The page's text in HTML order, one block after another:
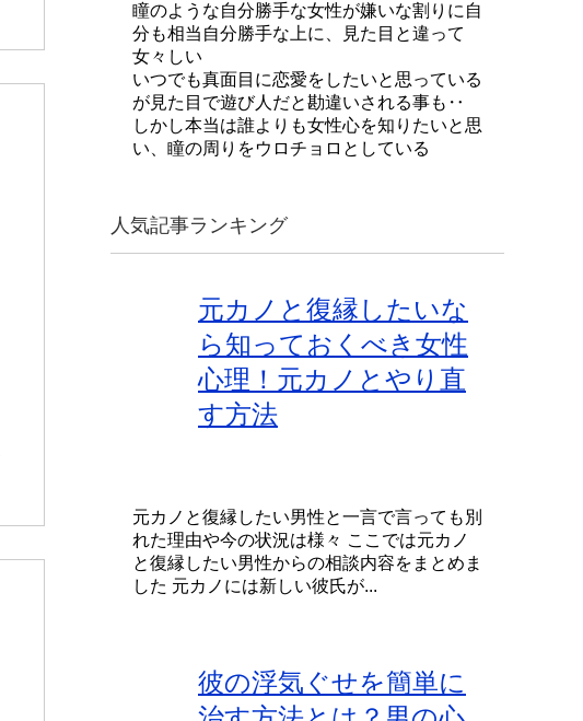
瞳のような自分勝手な女性が嫌いな割りに自
分も相当自分勝手な上に、見た目と違って
女々しい
いつでも真面目に恋愛をしたいと思っている
が見た目で遊び人だと勘違いされる事も‥
しかし本当は誰よりも女性心を知りたいと思
い、瞳の周りをウロチョロとしている
人気記事ランキング
元カノと復縁したいな
ら知っておくべき女性
心理！元カノとやり直
す方法
元カノと復縁したい男性と一言で言っても別
れた理由や今の状況は様々 ここでは元カノ
と復縁したい男性からの相談内容をまとめま
した 元カノには新しい彼氏が...
彼の浮気ぐせを簡単に